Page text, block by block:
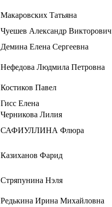
Макаровских Татьяна
Чуешев Александр Викторович
Демина Елена Сергеевна
Нефедова Людмила Петровна
Костиков Павел
Гисс Елена
Черникова Лилия
САФИУЛЛИНА Флюра
Казиханов Фарид
Стряпунина Нэля
Редькина Ирина Михайловна